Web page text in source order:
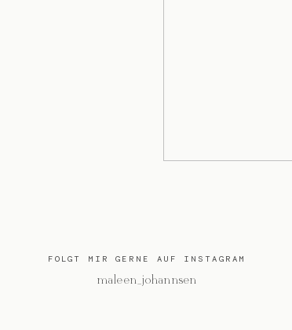
FOLGT MIR GERNE AUF INSTAGRAM
@maleen_johannsen